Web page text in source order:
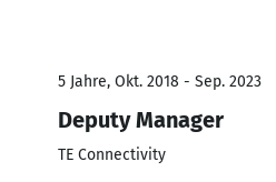
5 Jahre, Okt. 2018 - Sep. 2023
Deputy Manager
TE Connectivity